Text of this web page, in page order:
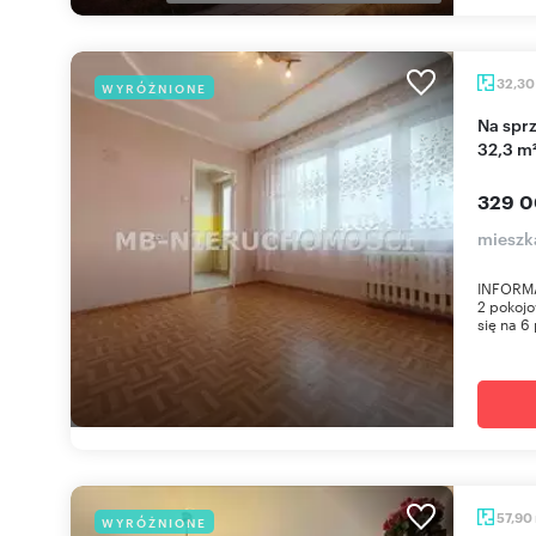
WYRÓŻNIONE 32,30
Na sprzedaż słoneczne 2-pokojowe mieszkanie
32,3
329
2
się na
WYRÓŻNIONE 57,90